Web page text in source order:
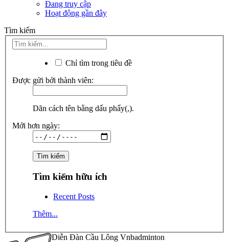
Đang truy cập
Hoạt động gần đây
Tìm kiếm
Chỉ tìm trong tiêu đề
Được gửi bởi thành viên:
Dãn cách tên bằng dấu phẩy(,).
Mới hơn ngày:
Tìm kiếm hữu ích
Recent Posts
Thêm...
Diễn Đàn Cầu Lông Vnbadminton